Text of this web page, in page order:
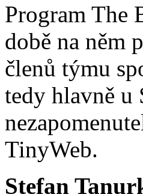
Program The
době na něm
členů týmu
tedy hlavně
TinyWeb.
Stefan